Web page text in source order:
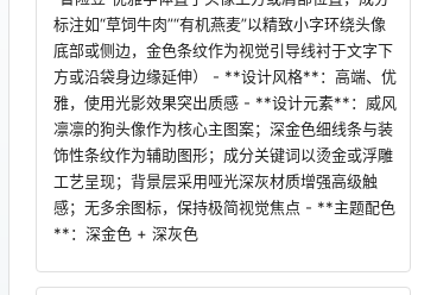
标注如“草饲牛肉”“有机燕麦”以精致小字环绕头像
底部或侧边，金色条纹作为视觉引导线衬于文字下
方或沿袋身边缘延伸） - **设计风格**：高端、优
雅，使用光影效果突出质感 - **设计元素**：威风
凛凛的狗头像作为核心主图案；深金色细线条与装
饰性条纹作为辅助图形；成分关键词以烫金或浮雕
工艺呈现；背景层采用哑光深灰材质增强高级触
感；无多余图标，保持极简视觉焦点 - **主题配色
**：深金色 + 深灰色